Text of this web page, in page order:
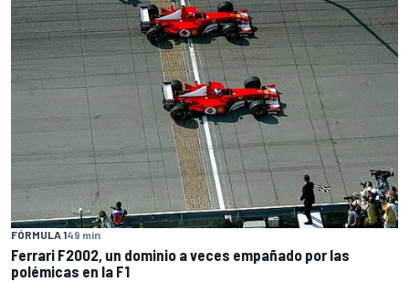
FÓRMULA 149 min
Ferrari F2002, un dominio a veces empañado por las
polémicas en la F1